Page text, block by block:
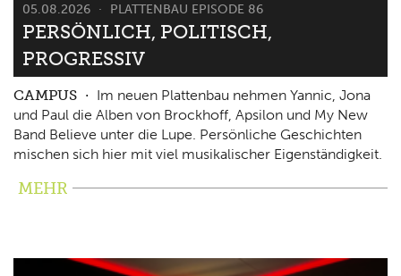
05.08.2026 PLATTENBAU EPISODE 86
PERSÖNLICH, POLITISCH,
PROGRESSIV
CAMPUS
Im neuen Plattenbau nehmen Yannic, Jona
und Paul die Alben von Brockhoff, Apsilon und My New
Band Believe unter die Lupe. Persönliche Geschichten
mischen sich hier mit viel musikalischer Eigenständigkeit.
MEHR